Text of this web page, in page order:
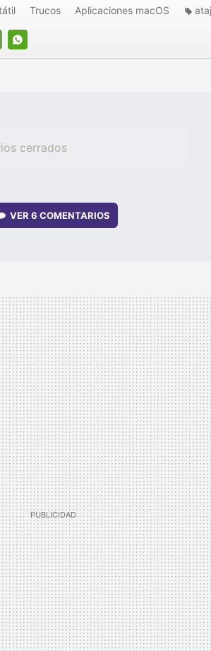
WHATSAPP
Trucos Aplicaciones macOS
cerrados
VER 6 COMENTARIOS